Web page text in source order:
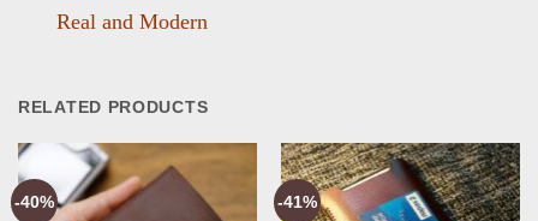
Real and Modern
RELATED PRODUCTS
-40% -41%